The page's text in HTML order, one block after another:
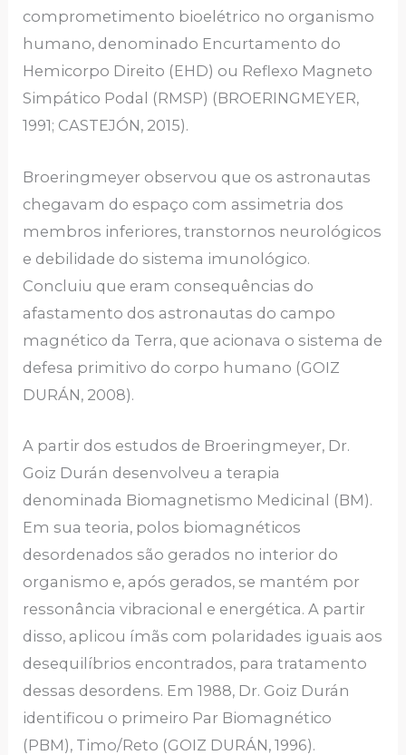
comprometimento bioelétrico no organismo
humano, denominado Encurtamento do
Hemicorpo Direito (EHD) ou Reflexo Magneto
Simpático Podal (RMSP) (BROERINGMEYER,
1991; CASTEJÓN, 2015).
Broeringmeyer observou que os astronautas
chegavam do espaço com assimetria dos
membros inferiores, transtornos neurológicos
e debilidade do sistema imunológico.
Concluiu que eram consequências do
afastamento dos astronautas do campo
magnético da Terra, que acionava o sistema de
defesa primitivo do corpo humano (GOIZ
DURÁN, 2008).
A partir dos estudos de Broeringmeyer, Dr.
Goiz Durán desenvolveu a terapia
denominada Biomagnetismo Medicinal (BM).
Em sua teoria, polos biomagnéticos
desordenados são gerados no interior do
organismo e, após gerados, se mantém por
ressonância vibracional e energética. A partir
disso, aplicou ímãs com polaridades iguais aos
desequilíbrios encontrados, para tratamento
dessas desordens. Em 1988, Dr. Goiz Durán
identificou o primeiro Par Biomagnético
(PBM), Timo/Reto (GOIZ DURÁN, 1996).